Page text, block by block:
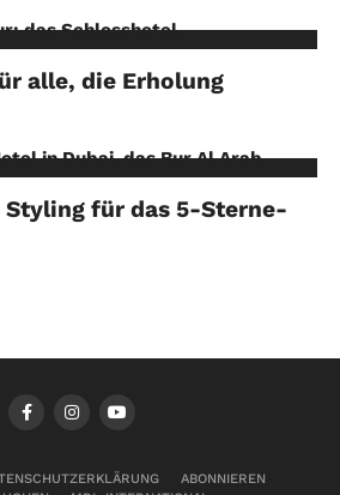
alle, die Erholung
Styling für das 5-Sterne-
ABONNIEREN